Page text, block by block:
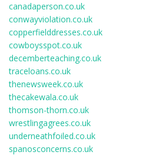
canadaperson.co.uk
conwayviolation.co.uk
copperfielddresses.co.uk
cowboysspot.co.uk
decemberteaching.co.uk
traceloans.co.uk
thenewsweek.co.uk
thecakewala.co.uk
thomson-thorn.co.uk
wrestlingagrees.co.uk
underneathfoiled.co.uk
spanosconcerns.co.uk